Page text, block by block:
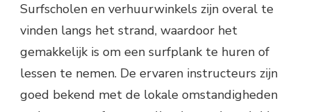
Surfscholen en verhuurwinkels zijn overal te
vinden langs het strand, waardoor het
gemakkelijk is om een ​​surfplank te huren of
lessen te nemen. De ervaren instructeurs zijn
goed bekend met de lokale omstandigheden